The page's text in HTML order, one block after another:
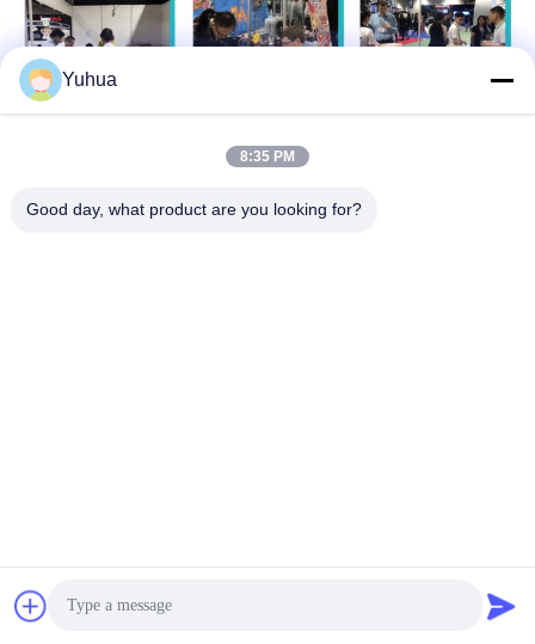
Yuhua
8:35 PM
Good day, what product are you looking for?